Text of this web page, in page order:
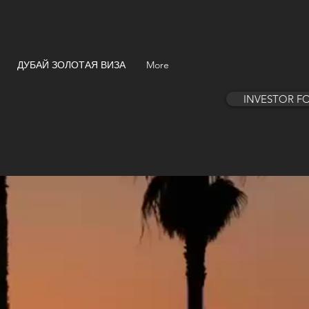
ДУБАЙ ЗОЛОТАЯ ВИЗА More
INVESTOR